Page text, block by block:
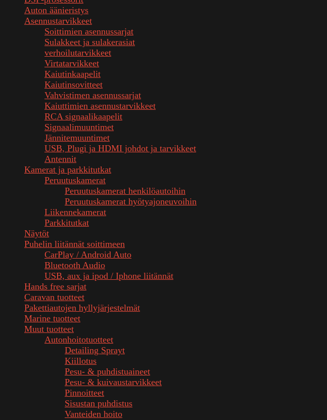
Auton äänieristys
Asennustarvikkeet
Soittimien asennussarjat
Sulakkeet ja sulakerasiat
verhoilutarvikkeet
Virtatarvikkeet
Kaiutinkaapelit
Kaiutinsovitteet
Vahvistimen asennussarjat
Kaiuttimien asennustarvikkeet
RCA signaalikaapelit
Signaalimuuntimet
Jännitemuuntimet
USB, Plugi ja HDMI johdot ja tarvikkeet
Antennit
Kamerat ja parkkitutkat
Peruutuskamerat
Peruutuskamerat henkilöautoihin
Peruutuskamerat hyötyajoneuvoihin
Liikennekamerat
Parkkitutkat
Näytöt
Puhelin liitännät soittimeen
CarPlay / Android Auto
Bluetooth Audio
USB, aux ja ipod / Iphone liitännät
Hands free sarjat
Caravan tuotteet
Pakettiautojen hyllyjärjestelmät
Marine tuotteet
Muut tuotteet
Autonhoitotuotteet
Detailing Sprayt
Kiillotus
Pesu- & puhdistuaineet
Pesu- & kuivaustarvikkeet
Pinnoitteet
Sisustan puhdistus
Vanteiden hoito